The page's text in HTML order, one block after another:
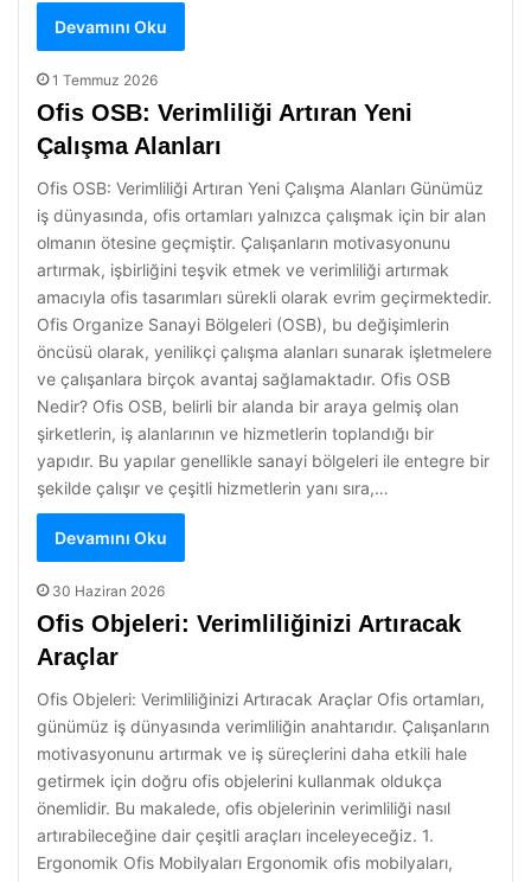
Devamını Oku
1 Temmuz 2026
Ofis OSB: Verimliliği Artıran Yeni
Çalışma Alanları
Ofis OSB: Verimliliği Artıran Yeni Çalışma Alanları Günümüz
iş dünyasında, ofis ortamları yalnızca çalışmak için bir alan
olmanın ötesine geçmiştir. Çalışanların motivasyonunu
artırmak, işbirliğini teşvik etmek ve verimliliği artırmak
amacıyla ofis tasarımları sürekli olarak evrim geçirmektedir.
Ofis Organize Sanayi Bölgeleri (OSB), bu değişimlerin
öncüsü olarak, yenilikçi çalışma alanları sunarak işletmelere
ve çalışanlara birçok avantaj sağlamaktadır. Ofis OSB
Nedir? Ofis OSB, belirli bir alanda bir araya gelmiş olan
şirketlerin, iş alanlarının ve hizmetlerin toplandığı bir
yapıdır. Bu yapılar genellikle sanayi bölgeleri ile entegre bir
şekilde çalışır ve çeşitli hizmetlerin yanı sıra,…
Devamını Oku
30 Haziran 2026
Ofis Objeleri: Verimliliğinizi Artıracak
Araçlar
Ofis Objeleri: Verimliliğinizi Artıracak Araçlar Ofis ortamları,
günümüz iş dünyasında verimliliğin anahtarıdır. Çalışanların
motivasyonunu artırmak ve iş süreçlerini daha etkili hale
getirmek için doğru ofis objelerini kullanmak oldukça
önemlidir. Bu makalede, ofis objelerinin verimliliği nasıl
artırabileceğine dair çeşitli araçları inceleyeceğiz. 1.
Ergonomik Ofis Mobilyaları Ergonomik ofis mobilyaları,